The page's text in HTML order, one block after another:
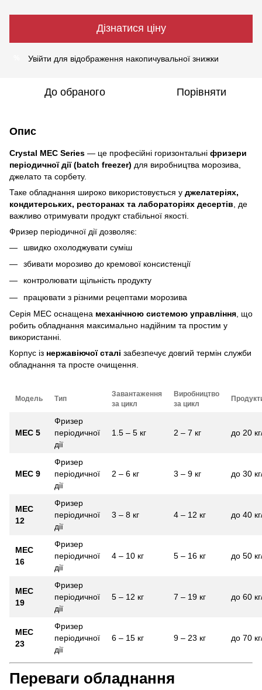
Дізнатися ціну
Увійти для відображення накопичувальної знижки
До обраного Порівняти
Опис
Crystal MEC Series — це професійні горизонтальні фризери
періодичної дії (batch freezer) для виробництва морозива,
джелато та сорбету.
Таке обладнання широко використовується у джелатеріях,
кондитерських, ресторанах та лабораторіях десертів , де
важливо отримувати продукт стабільної якості.
Фризер періодичної дії дозволяє:
швидко охолоджувати суміш
збивати морозиво до кремової консистенції
контролювати щільність продукту
працювати з різними рецептами морозива
Серія MEC оснащена механічною системою управління , що
робить обладнання максимально надійним та простим у
використанні.
Корпус із нержавіючої сталі забезпечує довгий термін служби
обладнання та просте очищення.
Модель Тип
Завантаження
за цикл
Виробництво
за цикл
MEC 5
Фризер
періодичної
дії
1.5 – 5 кг 2 – 7 кг до 20
MEC 9
Фризер
періодичної
дії
2 – 6 кг 3 – 9 кг до 30
MEC
12
Фризер
періодичної
дії
3 – 8 кг 4 – 12 кг до 40
MEC
16
Фризер
періодичної
дії
4 – 10 кг 5 – 16 кг до 50
MEC
19
Фризер
періодичної
дії
5 – 12 кг 7 – 19 кг до 60
MEC
23
Фризер
періодичної
дії
6 – 15 кг 9 – 23 кг до 70
Переваги обладнання